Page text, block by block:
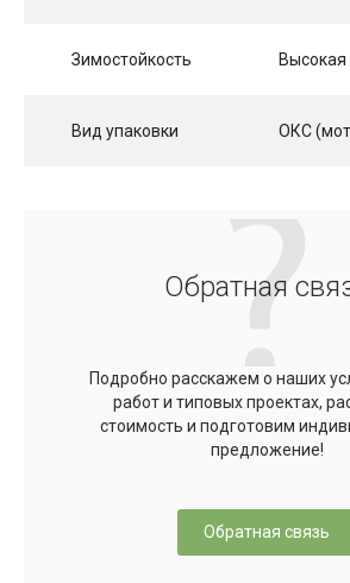
Зимостойкость Высокая
Вид упаковки ОКС
Обратная
Подробно расскажем о наших
работ и типовых проектах,
стоимость и подготовим
предложение!
Обратная связь